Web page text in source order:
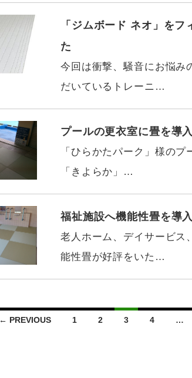
「ジムボード ネオ」を
た
今回は衝撃、騒音にお悩み
だいているトレーニ…
プールの更衣室に畳を導
「ひらかたパーク」様の
「きよらか」…
福祉施設へ機能性畳を導
老人ホーム、デイサービス
能性畳が好評をいた…
← PREVIOUS 1 2 3 4 …